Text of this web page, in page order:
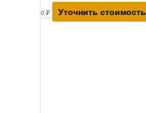
0 ₽ Уточнить стоимость